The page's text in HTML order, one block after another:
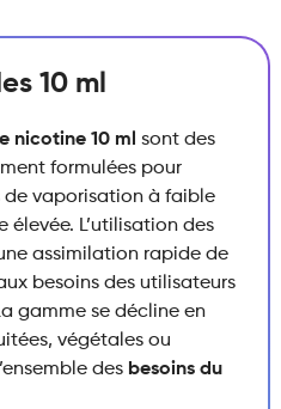
10 ml
nicotine 10 ml sont des
formulées pour
de vaporisation à faible
élevée. L’utilisation des
assimilation rapide de
besoins des utilisateurs
gamme se décline en
végétales ou
des besoins du